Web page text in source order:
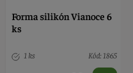
Forma silikón Vianoce 6
ks
1 ks Kód: 1865